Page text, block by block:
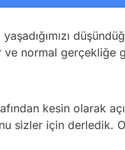
ve normal gerçekliğe
kesin olarak
sizler için derledik. O